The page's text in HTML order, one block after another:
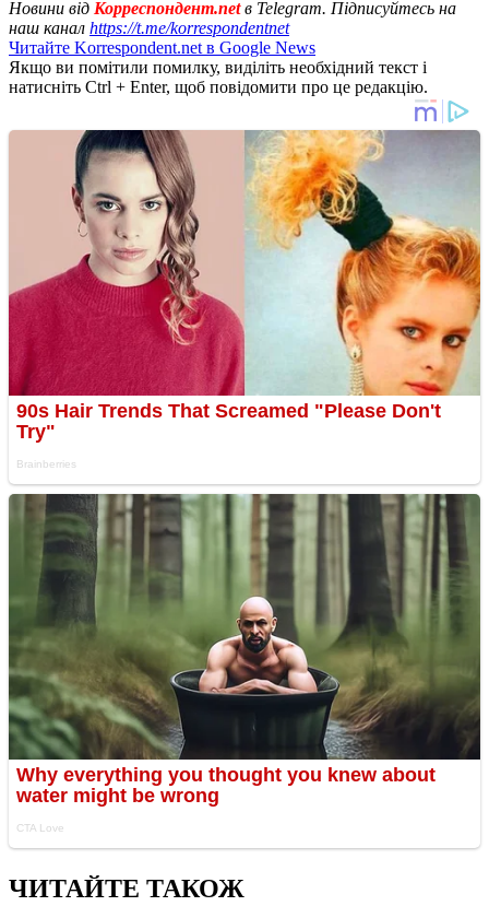
Новини від Корреспондент.netв Telegram. Підписуйтесь на
наш канал https://t.me/korrespondentnet
Читайте Korrespondent.net в Google News
Якщо ви помітили помилку, виділіть необхідний текст і
натисніть Ctrl + Enter, щоб повідомити про це редакцію.
ЧИТАЙТЕ ТАКОЖ